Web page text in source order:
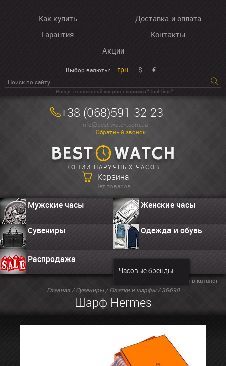
Как купить
Доставка и оплата
Гарантия
Контакты
Акции
Выбор валюты: грн $ €
Введите поисковой запрос, например “Dual Time”
+38 (068)591-32-23
info@best-watch.com.ua
Обратный звонок
КОПИИ НАРУЧНЫХ ЧАСОВ
Корзина
Нет товаров
Мужские часы Женские часы
Сувениры Одежда и обувь
Распродажа
Часовые бренды
Главная/Сувениры/Платки и шарфы/ 36690
Шарф Hermes
Вернуться в каталог